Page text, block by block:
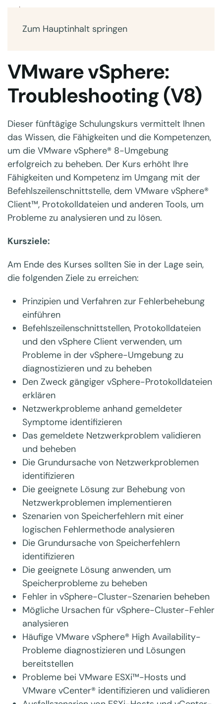
Zum Hauptinhalt springen
VMware vSphere:
Troubleshooting (V8)
Dieser fünftägige Schulungskurs vermittelt Ihnen
das Wissen, die Fähigkeiten und die Kompetenzen,
um die VMware vSphere® 8-Umgebung
erfolgreich zu beheben. Der Kurs erhöht Ihre
Fähigkeiten und Kompetenz im Umgang mit der
Befehlszeilenschnittstelle, dem VMware vSphere®
Client™, Protokolldateien und anderen Tools, um
Probleme zu analysieren und zu lösen.
Kursziele:
Am Ende des Kurses sollten Sie in der Lage sein,
die folgenden Ziele zu erreichen:
Prinzipien und Verfahren zur Fehlerbehebung
einführen
Befehlszeilenschnittstellen, Protokolldateien
und den vSphere Client verwenden, um
Probleme in der vSphere-Umgebung zu
diagnostizieren und zu beheben
Den Zweck gängiger vSphere-Protokolldateien
erklären
Netzwerkprobleme anhand gemeldeter
Symptome identifizieren
Das gemeldete Netzwerkproblem validieren
und beheben
Die Grundursache von Netzwerkproblemen
identifizieren
Die geeignete Lösung zur Behebung von
Netzwerkproblemen implementieren
Szenarien von Speicherfehlern mit einer
logischen Fehlermethode analysieren
Die Grundursache von Speicherfehlern
identifizieren
Die geeignete Lösung anwenden, um
Speicherprobleme zu beheben
Fehler in vSphere-Cluster-Szenarien beheben
Mögliche Ursachen für vSphere-Cluster-Fehler
analysieren
Häufige VMware vSphere® High Availability-
Probleme diagnostizieren und Lösungen
bereitstellen
Probleme bei VMware ESXi™-Hosts und
VMware vCenter® identifizieren und validieren